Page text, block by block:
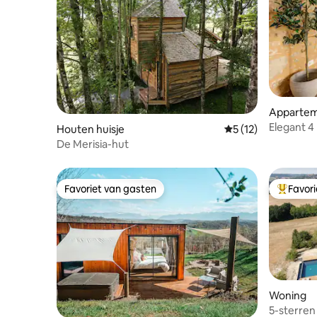
Houten huisje Gemiddelde
5 (12)
De Merisia-hut
Elegant
Favoriet van gasten
Favoriet van gasten
Woning
5-sterren